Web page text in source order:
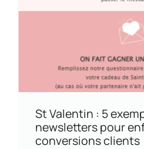
St Valentin : 5
newsletters pour
conversions clients